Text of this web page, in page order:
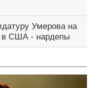
Умерова на
в США - нардепы